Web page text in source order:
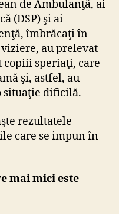
de Ambulanţă, ai
(DSP) şi ai
îmbrăcaţi în
au prelevat
speriaţi, care
şi, astfel, au
situaţie dificilă.
rezultatele
care se impun în
mai mici este